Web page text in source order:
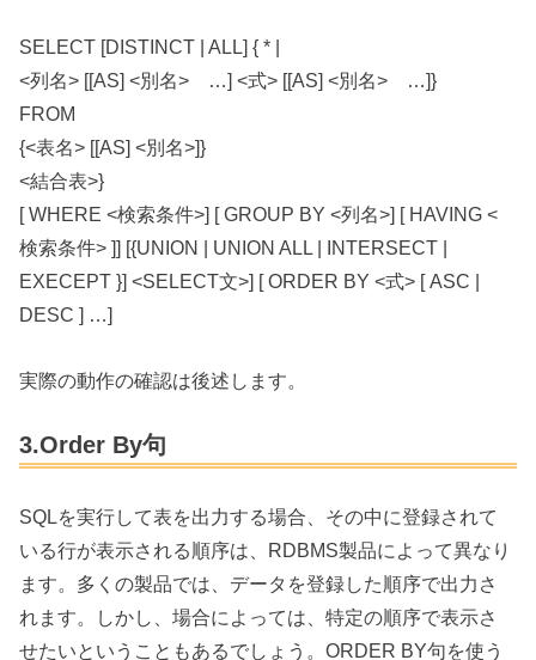
SELECT [DISTINCT | ALL] { * |
<列名> [[AS] <別名> …] <式> [[AS] <別名> …]}
FROM
{<表名> [[AS] <別名>]}
<結合表>}
[ WHERE <検索条件>] [ GROUP BY <列名>] [ HAVING <
検索条件> ]] [{UNION | UNION ALL | INTERSECT |
EXECEPT }] <SELECT文>] [ ORDER BY <式> [ ASC |
DESC ] …]
実際の動作の確認は後述します。
3.Order By句
SQLを実行して表を出力する場合、その中に登録されて
いる行が表示される順序は、RDBMS製品によって異なり
ます。多くの製品では、データを登録した順序で出力さ
れます。しかし、場合によっては、特定の順序で表示さ
せたいということもあるでしょう。ORDER BY句を使う